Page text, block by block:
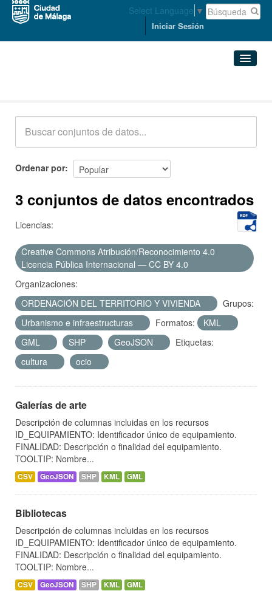
Select Language ▼
Iniciar Sesión
Acerca de
Ordenar por
3 conjuntos de datos encontrados
Licencias:
Creative Commons Atribución/Reconocimiento 4.0
Licencia Pública Internacional — CC BY 4.0
Organizaciones:
ORDENACIÓN DEL TERRITORIO Y VIVIENDA
Grupos:
Urbanismo e infraestructuras
Formatos:
KML
GML
SHP GeoJSON
Etiquetas:
cultura
ocio
Galerías de arte
Descripción de columnas incluidas en los recursos
ID_EQUIPAMIENTO: Identificador único de equipamiento.
FINALIDAD: Descripción o finalidad del equipamiento.
TOOLTIP: Nombre...
CSV GeoJSON SHP KML GML
Bibliotecas
Descripción de columnas incluidas en los recursos
ID_EQUIPAMIENTO: Identificador único de equipamiento.
FINALIDAD: Descripción o finalidad del equipamiento.
TOOLTIP: Nombre...
CSV GeoJSON SHP KML GML